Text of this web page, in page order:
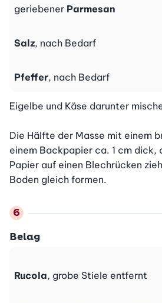
geriebener Parmesan
Salz, nach Bedarf
Pfeffer, nach Bedarf
Eigelbe und Käse darunter
Die Hälfte der Masse mit einem
einem Backpapier ca. 1 cm dick,
Papier auf einen Blechrücken
Boden gleich formen.
Belag
Rucola, grobe Stiele entfernt